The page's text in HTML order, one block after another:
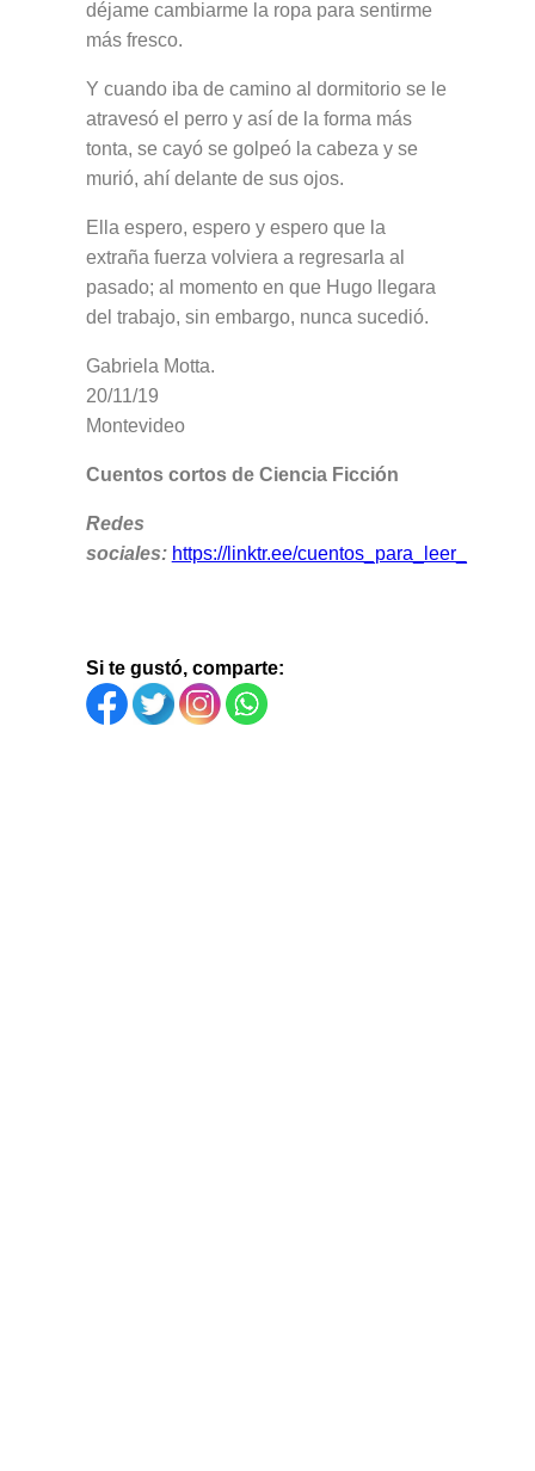
déjame cambiarme la ropa para sentirme
más fresco.
Y cuando iba de camino al dormitorio se le
atravesó el perro y así de la forma más
tonta, se cayó se golpeó la cabeza y se
murió, ahí delante de sus ojos.
Ella espero, espero y espero que la
extraña fuerza volviera a regresarla al
pasado; al momento en que Hugo llegara
del trabajo, sin embargo, nunca sucedió.
Gabriela Motta.
20/11/19
Montevideo
Cuentos cortos de Ciencia Ficción
Redes
sociales: https://linktr.ee/cuentos_para_leer_
Si te gustó, comparte: